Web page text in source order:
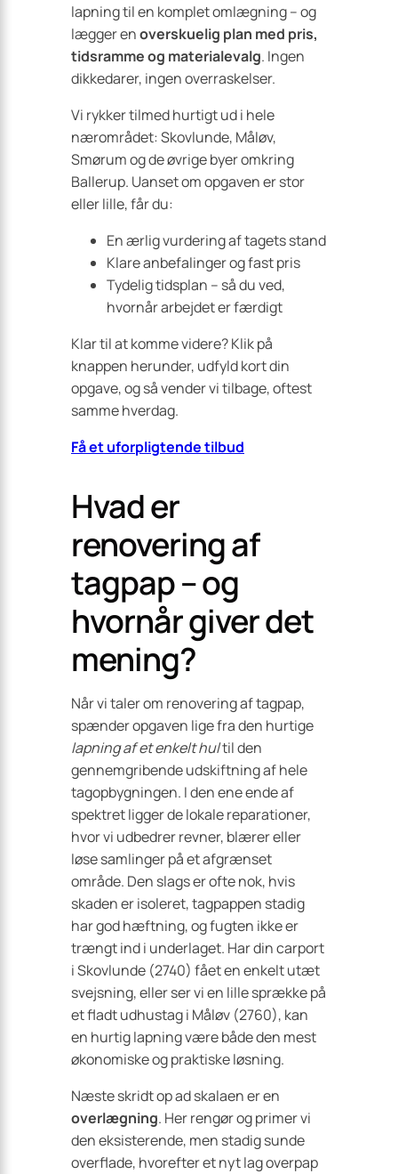
lapning til en komplet omlægning – og
lægger enoverskuelig plan med pris,
tidsramme og materialevalg. Ingen
dikkedarer, ingen overraskelser.
Vi rykker tilmed hurtigt ud i hele
nærområdet: Skovlunde, Måløv,
Smørum og de øvrige byer omkring
Ballerup. Uanset om opgaven er stor
eller lille, får du:
En ærlig vurdering af tagets stand
Klare anbefalinger og fast pris
Tydelig tidsplan – så du ved,
hvornår arbejdet er færdigt
Klar til at komme videre? Klik på
knappen herunder, udfyld kort din
opgave, og så vender vi tilbage, oftest
samme hverdag.
Få et uforpligtende tilbud
Hvad er
renovering af
tagpap – og
hvornår giver det
mening?
Når vi taler om renovering af tagpap,
spænder opgaven lige fra den hurtige
lapning af et enkelt hultil den
gennemgribende udskiftning af hele
tagopbygningen. I den ene ende af
spektret ligger de lokale reparationer,
hvor vi udbedrer revner, blærer eller
løse samlinger på et afgrænset
område. Den slags er ofte nok, hvis
skaden er isoleret, tagpappen stadig
har god hæftning, og fugten ikke er
trængt ind i underlaget. Har din carport
i Skovlunde (2740) fået en enkelt utæt
svejsning, eller ser vi en lille sprække på
et fladt udhus­tag i Måløv (2760), kan
en hurtig lapning være både den mest
økonomiske og praktiske løsning.
Næste skridt op ad skalaen er en
overlægning. Her rengør og primer vi
den eksisterende, men stadig sunde
overflade, hvorefter et nyt lag overpap